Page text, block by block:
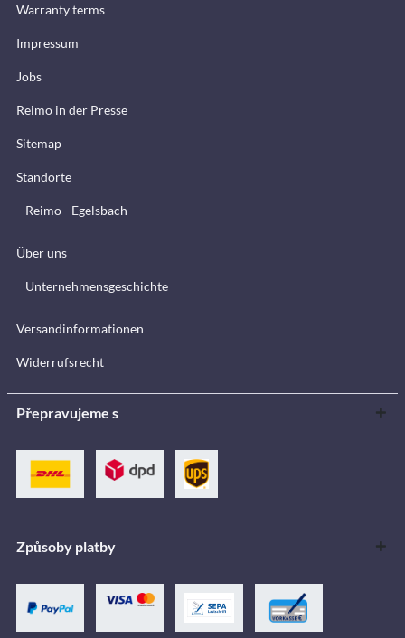
Warranty terms
Impressum
Jobs
Reimo in der Presse
Sitemap
Standorte
Reimo - Egelsbach
Über uns
Unternehmensgeschichte
Versandinformationen
Widerrufsrecht
Přepravujeme s
Způsoby platby